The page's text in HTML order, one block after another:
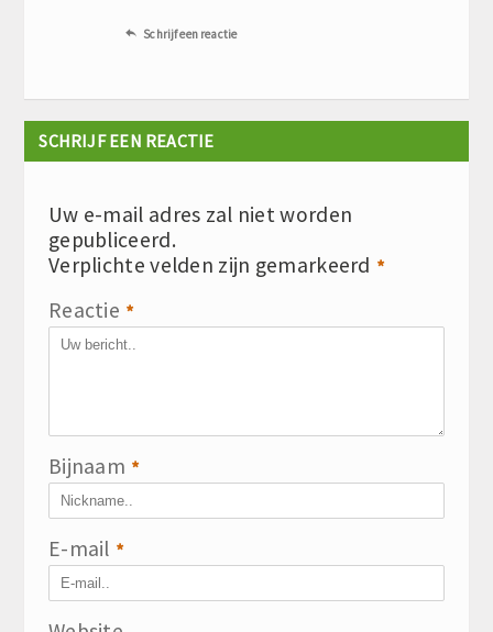
 Schrijf een reactie
SCHRIJF EEN REACTIE
Uw e-mail adres zal niet worden
gepubliceerd.
Verplichte velden zijn gemarkeerd *
Reactie *
Bijnaam *
E-mail *